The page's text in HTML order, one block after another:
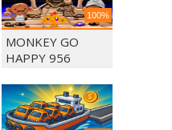
100%
MONKEY GO
HAPPY 956